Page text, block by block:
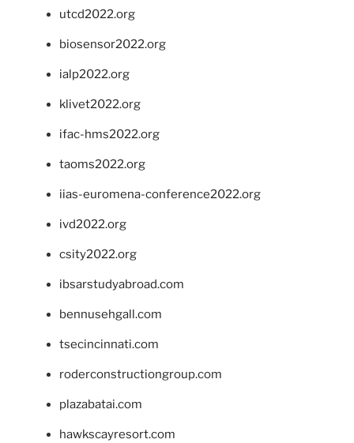
utcd2022.org
biosensor2022.org
ialp2022.org
klivet2022.org
ifac-hms2022.org
taoms2022.org
iias-euromena-conference2022.org
ivd2022.org
csity2022.org
ibsarstudyabroad.com
bennusehgall.com
tsecincinnati.com
roderconstructiongroup.com
plazabatai.com
hawkscayresort.com